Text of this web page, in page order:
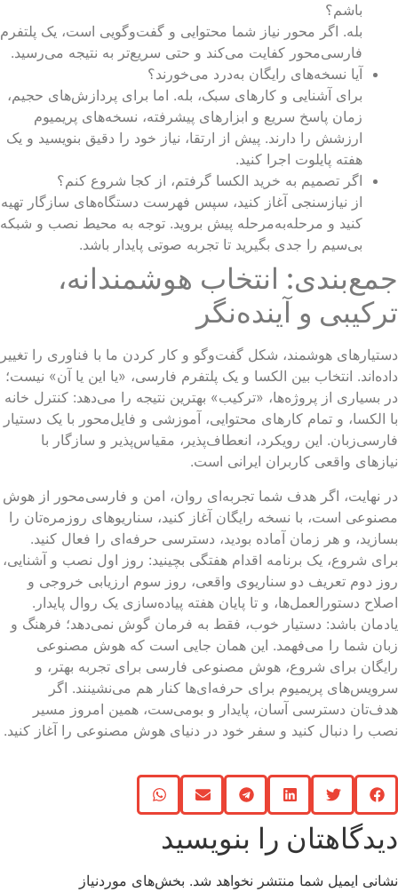
باشم؟
بله. اگر محور نیاز شما محتوایی و گفت‌وگویی است، یک پلتفرم
فارسی‌محور کفایت می‌کند و حتی سریع‌تر به نتیجه می‌رسید.
آیا نسخه‌های رایگان به‌درد می‌خورند؟
برای آشنایی و کارهای سبک، بله. اما برای پردازش‌های حجیم،
زمان پاسخ سریع و ابزارهای پیشرفته، نسخه‌های پریمیوم
ارزشش را دارند. پیش از ارتقا، نیاز خود را دقیق بنویسید و یک
هفته پایلوت اجرا کنید.
اگر تصمیم به خرید الکسا گرفتم، از کجا شروع کنم؟
از نیازسنجی آغاز کنید، سپس فهرست دستگاه‌های سازگار تهیه
کنید و مرحله‌به‌مرحله پیش بروید. توجه به محیط نصب و شبکه
بی‌سیم را جدی بگیرید تا تجربه صوتی پایدار باشد.
انتخاب هوشمندانه،
و آینده‌نگر
هوشمند، شکل گفت‌وگو و کار کردن ما با فناوری را تغییر
انتخاب بین الکسا و یک پلتفرم فارسی، «یا این یا آن» نیست؛
بسیاری از پروژه‌ها، «ترکیب» بهترین نتیجه را می‌دهد: کنترل خانه
الکسا، و تمام کارهای محتوایی، آموزشی و فایل‌محور با یک دستیار
این رویکرد، انعطاف‌پذیر، مقیاس‌پذیر و سازگار با
واقعی کاربران ایرانی است.
نهایت، اگر هدف شما تجربه‌ای روان، امن و فارسی‌محور از هوش
است، با نسخه رایگان آغاز کنید، سناریوهای روزمره‌تان را
و هر زمان آماده بودید، دسترسی حرفه‌ای را فعال کنید.
شروع، یک برنامه اقدام هفتگی بچینید: روز اول نصب و آشنایی،
دوم تعریف دو سناریوی واقعی، روز سوم ارزیابی خروجی و
دستورالعمل‌ها، و تا پایان هفته پیاده‌سازی یک روال پایدار.
باشد: دستیار خوب، فقط به فرمان گوش نمی‌دهد؛ فرهنگ و
شما را می‌فهمد. این همان جایی است که هوش مصنوعی
برای شروع، هوش مصنوعی فارسی برای تجربه بهتر، و
پریمیوم برای حرفه‌ای‌ها کنار هم می‌نشینند. اگر
دسترسی آسان، پایدار و بومی‌ست، همین امروز مسیر
را دنبال کنید و سفر خود در دنیای هوش مصنوعی را آغاز کنید.
را بنویسید
ایمیل شما منتشر نخواهد شد. بخش‌های موردنیاز